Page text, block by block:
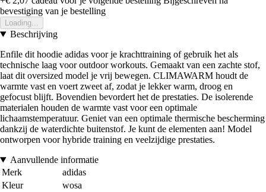
bevestiging van je bestelling
Loading...
Beschrijving
Enfile dit hoodie adidas voor je krachttraining of gebruik het als
technische laag voor outdoor workouts. Gemaakt van een zachte stof,
laat dit oversized model je vrij bewegen. CLIMAWARM houdt de
warmte vast en voert zweet af, zodat je lekker warm, droog en
gefocust blijft. Bovendien bevordert het de prestaties. De isolerende
materialen houden de warmte vast voor een optimale
lichaamstemperatuur. Geniet van een optimale thermische bescherming
dankzij de waterdichte buitenstof. Je kunt de elementen aan! Model
ontworpen voor hybride training en veelzijdige prestaties.
Aanvullende informatie
Merk
adidas
Kleur
wosa